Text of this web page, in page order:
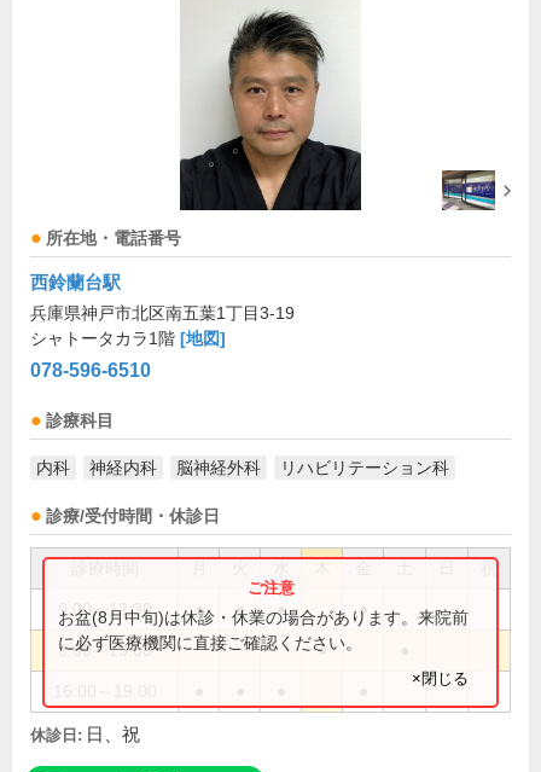
所在地・電話番号
西鈴蘭台駅
兵庫県神戸市北区南五葉1丁目3-19
シャトータカラ1階 [地図]
078-596-6510
診療科目
内科 神経内科 脳神経外科 リハビリテーション科
診療/受付時間・休診日
祝
9:00～12:30 ● ● ● ●
9:00～13:00 ●
お盆(8月中旬)は休診・休業の場合があります。来院前
に必ず医療機関に直接ご確認ください。
×閉じる
休診日: 日、祝